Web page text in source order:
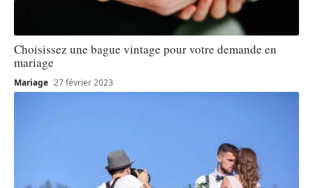
Choisissez une bague vintage pour votre demande en
mariage
Mariage 27 février 2023